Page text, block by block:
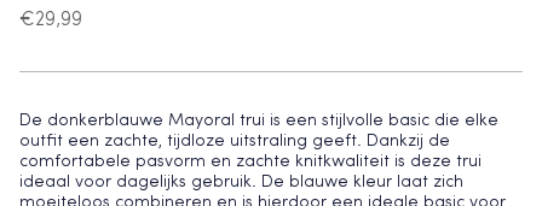
€29,99
De donkerblauwe Mayoral trui is een stijlvolle basic die elke
outfit een zachte, tijdloze uitstraling geeft. Dankzij de
comfortabele pasvorm en zachte knitkwaliteit is deze trui
ideaal voor dagelijks gebruik. De blauwe kleur laat zich